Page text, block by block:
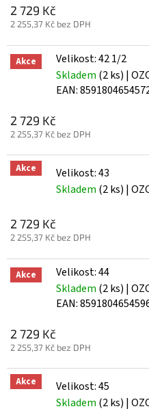
2 729 Kč
2 255,37 Kč bez DPH
Akce
Velikost: 42 1/2
Skladem (2 ks) |
EAN:
2 729 Kč
2 255,37 Kč bez DPH
Akce
Velikost: 43
Skladem (2 ks) |
2 729 Kč
2 255,37 Kč bez DPH
Akce
Velikost: 44
Skladem (2 ks) |
EAN:
2 729 Kč
2 255,37 Kč bez DPH
Akce
Velikost: 45
Skladem (2 ks) |